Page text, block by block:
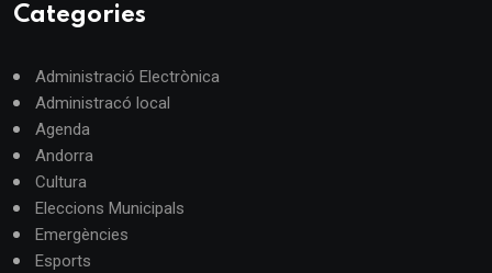
Categories
Administració Electrònica
Administracó local
Agenda
Andorra
Cultura
Eleccions Municipals
Emergències
Esports